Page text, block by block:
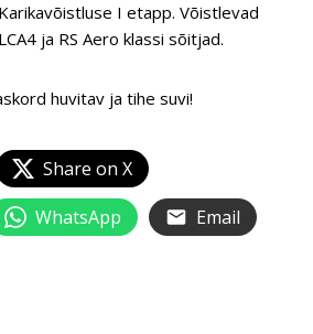
I etapp. Võistlevad
ja RS Aero klassi sõitjad.
huvitav ja tihe suvi!
Share on X
WhatsApp
Email